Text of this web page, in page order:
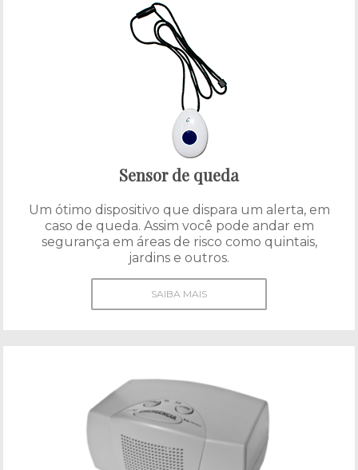
Sensor de queda
Um ótimo dispositivo que dispara um alerta, em
caso de queda. Assim você pode andar em
segurança em áreas de risco como quintais,
jardins e outros.
SAIBA MAIS